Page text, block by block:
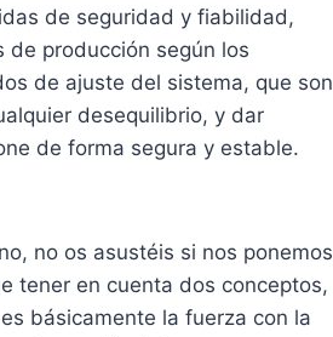
de seguridad y fiabilidad,
de producción según los
de ajuste del sistema, que son
desequilibrio, y dar
de forma segura y estable.
no os asustéis si nos ponemos
tener en cuenta dos conceptos,
básicamente la fuerza con la